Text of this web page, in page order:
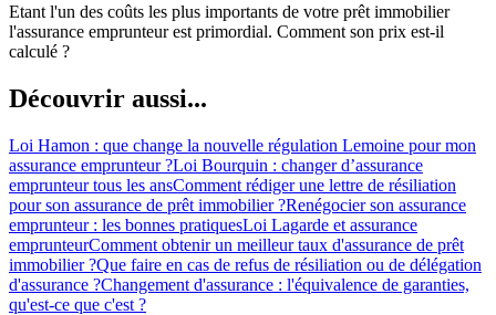
Etant l'un des coûts les plus importants de votre prêt immobilier
l'assurance emprunteur est primordial. Comment son prix est-il
calculé ?
Découvrir aussi...
Loi Hamon : que change la nouvelle régulation Lemoine pour mon
assurance emprunteur ?Loi Bourquin : changer d’assurance
emprunteur tous les ansComment rédiger une lettre de résiliation
pour son assurance de prêt immobilier ?Renégocier son assurance
emprunteur : les bonnes pratiquesLoi Lagarde et assurance
emprunteurComment obtenir un meilleur taux d'assurance de prêt
immobilier ?Que faire en cas de refus de résiliation ou de délégation
d'assurance ?Changement d'assurance : l'équivalence de garanties,
qu'est-ce que c'est ?